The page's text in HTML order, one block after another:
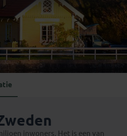
inwoners. Het is een van